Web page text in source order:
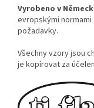
Vyrobeno v
evropskými normami
požadavky.
Všechny vzory jsou
je kopírovat za